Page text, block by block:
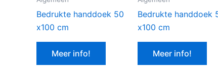
Bedrukte handdoek 50
x100 cm
Meer info!
Bedrukte handdoek
x100 cm
Meer info!